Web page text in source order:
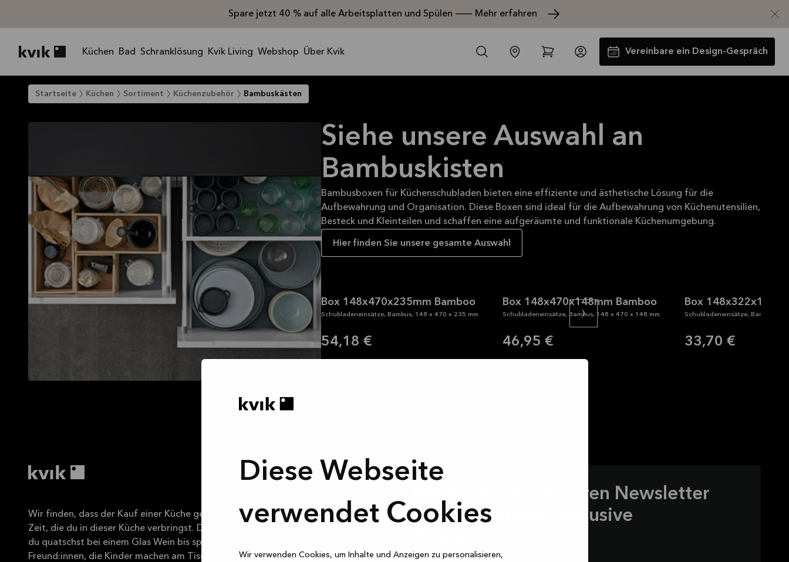
Diese Webseite
verwendet Cookies
Wir verwenden Cookies, um Inhalte und Anzeigen zu personalisieren,
Spare jetzt 40 % auf alle Arbeitsplatten und Spülen — Mehr erfahren
Küchen Bad Schranklösung Kvik Living Webshop Über Kvik Vereinbare ein Design-Gespräch
Spare jetzt 40 % auf alle
Arbeitsplatten und Spülen*
Startseite Küchen Sortiment Küchenzubehör Bambuskästen
Siehe unsere Auswahl an
Bambuskisten
Bambusboxen für Küchenschubladen bieten eine effiziente und ästhetische Lösung für die
Aufbewahrung und Organisation. Diese Boxen sind ideal für die Aufbewahrung von Küchenutensilien,
Besteck und Kleinteilen und schaffen eine aufgeräumte und funktionale Küchenumgebung.
Hier finden Sie unsere gesamte Auswahl
Box 148x470x235mm Bamboo
Schubladeneinsätze, Bambus, 148 x 470 x 235 mm
54,18 €
Box 148x470x148mm Bamboo
Schubladeneinsätze, Bambus, 148 x 470 x 148 mm
46,95 €
Box
Schubladeneinsätze, Bambus,
33,70 €
Wir finden, dass der Kauf einer Küche genauso schön sein sollte wie die
Zeit, die du in dieser Küche verbringst. Dort kochst du das Abendessen,
du quatschst bei einem Glas Wein bis spät in die Nacht mit deinen
Freund:innen, die Kinder machen am Tisch Hausaufgaben, ihr spielt
Melde dich für unseren Newsletter
an und – erhalte exklusive